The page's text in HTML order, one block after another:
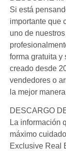
Si está
importante que
uno de
forma gratuita y
creado desde
vendedores o
la mejor
DESCARGO
La información
máximo
Exclusive Real